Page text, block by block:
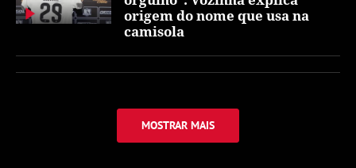
origem do nome que usa na
camisola
MOSTRAR MAIS